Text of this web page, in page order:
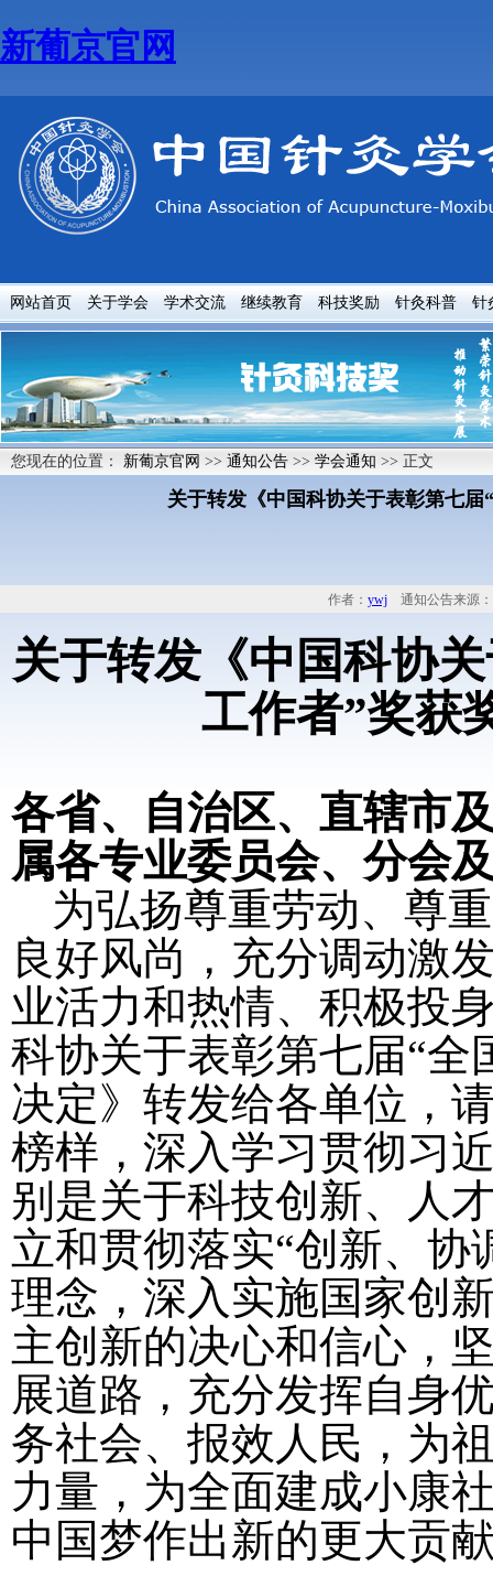
新葡京官网
网站首页 关于学会 学术交流 继续教育 科技奖励 针灸科普 针
您现在的位置： 新葡京官网 >> 通知公告 >> 学会通知 >> 正文
关于转发《中国科协关于表彰第七
作者： ywj 通知公告来源
关于转发《中国科协
工作者”奖获
各省、自治区、直辖市
属各专业委员会、分会
为弘扬尊重劳动、尊
良好风尚，充分调动激
业活力和热情、积极投
科协关于表彰第七届“全
决定》转发给各单位，
榜样，深入学习贯彻习
别是关于科技创新、人
立和贯彻落实“创新、
理念，深入实施国家创
主创新的决心和信心，
展道路，充分发挥自身
务社会、报效人民，为
力量，为全面建成小康
中国梦作出新的更大贡